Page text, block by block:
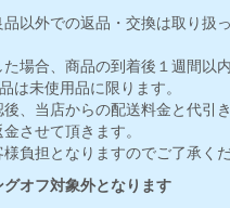
以外での返品・交換は取り扱
場合、商品の到着後１週間以
は未使用品に限ります。
、当店からの配送料金と代引
させて頂きます。
負担となりますのでご了承くだ
オフ対象外となります